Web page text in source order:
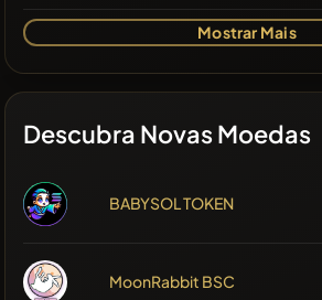
Mostrar Mais
Descubra Novas Moedas
BABYSOL TOKEN
MoonRabbit BSC